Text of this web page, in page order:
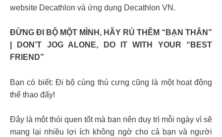
website Decathlon và ứng dụng Decathlon VN.
ĐỪNG ĐI BỘ MỘT MÌNH, HÃY RỦ THÊM “BẠN THÂN”
| DON’T JOG ALONE, DO IT WITH YOUR “BEST
FRIEND”
Bạn có biết: Đi bộ cùng thú cưng cũng là một hoạt động
thể thao đấy!
Đây là một thói quen tốt mà bạn nên duy trì mỗi ngày vì sẽ
mang lại nhiều lợi ích không ngờ cho cả bạn và người